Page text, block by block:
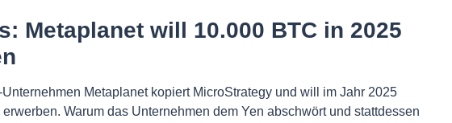
Metaplanet will 10.000 BTC in 2025
Metaplanet kopiert MicroStrategy und will im Jahr 2025
Warum das Unternehmen dem Yen abschwört und stattdessen